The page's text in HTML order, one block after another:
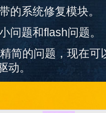
的系统修复模块。
问题和flash问题。
简的问题，现在可
动。